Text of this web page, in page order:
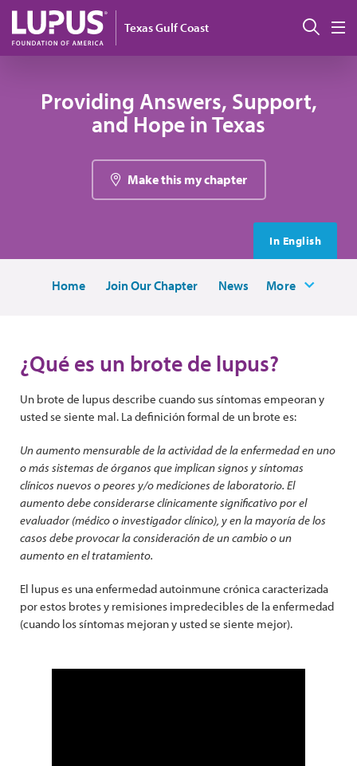
Pasar al contenido principal
Texas Gulf Coast
Providing Answers, Support,
and Hope in Texas
Make this my chapter
In English
Home Join Our Chapter News More
¿Qué es un brote de lupus?
Un brote de lupus describe cuando sus síntomas empeoran y
usted se siente mal. La definición formal de un brote es:
Un aumento mensurable de la actividad de la enfermedad en uno
o más sistemas de órganos que implican signos y síntomas
clínicos nuevos o peores y/o mediciones de laboratorio. El
aumento debe considerarse clínicamente significativo por el
evaluador (médico o investigador clínico), y en la mayoría de los
casos debe provocar la consideración de un cambio o un
aumento en el tratamiento.
El lupus es una enfermedad autoinmune crónica caracterizada
por estos brotes y remisiones impredecibles de la enfermedad
(cuando los síntomas mejoran y usted se siente mejor).